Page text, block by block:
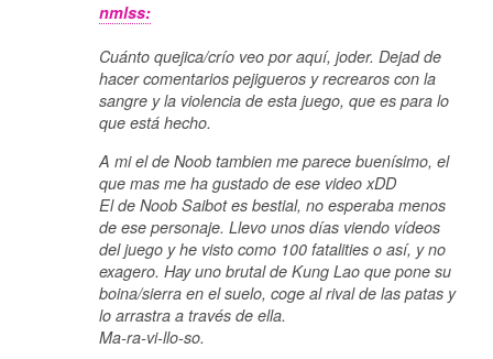
nmlss:
Cuánto quejica/crío veo por aquí, joder. Dejad de
hacer comentarios pejigueros y recrearos con la
sangre y la violencia de esta juego, que es para lo
que está hecho.
A mi el de Noob tambien me parece buenísimo, el
que mas me ha gustado de ese video xDD
El de Noob Saibot es bestial, no esperaba menos
de ese personaje. Llevo unos días viendo vídeos
del juego y he visto como 100 fatalities o así, y no
exagero. Hay uno brutal de Kung Lao que pone su
boina/sierra en el suelo, coge al rival de las patas y
lo arrastra a través de ella.
Ma-ra-vi-llo-so.